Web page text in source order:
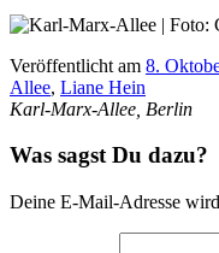
Veröffentlicht am 8.
Allee, Liane Hein
Karl-Marx-Allee, Berlin
Was sagst Du dazu?
Deine E-Mail-Adresse